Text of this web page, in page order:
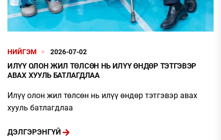
НИЙГЭМ 2026-07-02
ИЛҮҮ ОЛОН ЖИЛ ТӨЛСӨН НЬ ИЛҮҮ ӨНДӨР ТЭТГЭВЭР
АВАХ ХУУЛЬ БАТЛАГДЛАА
Илүү олон жил төлсөн нь илүү өндөр тэтгэвэр авах
хууль батлагдлаа
ДЭЛГЭРЭНГҮЙ